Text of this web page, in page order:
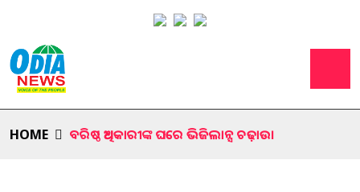
HOME ବରିଷ୍ଠ ଅଧିକାରୀଙ୍କ ଘରେ ଭିଜିଲାନ୍ସ ଚଢ଼ାଉ।